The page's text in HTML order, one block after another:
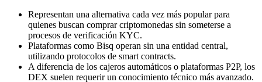
Representan una alternativa cada vez más popular para
quienes buscan comprar criptomonedas sin someterse a
procesos de verificación KYC.
Plataformas como Bisq operan sin una entidad central,
utilizando protocolos de smart contracts.
A diferencia de los cajeros automáticos o plataformas P2P, los
DEX suelen requerir un conocimiento técnico más avanzado.